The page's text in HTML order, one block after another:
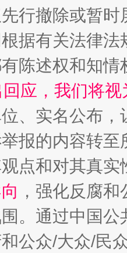
行撤除或暂
据有关法律
陈述权和知情
应，我们将
、实名公布
报的内容转
点和对其真实
，强化反腐
。通过中国
公众/大众/民